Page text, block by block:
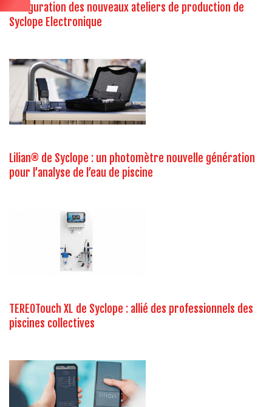
Inauguration des nouveaux ateliers de production de
Syclope Electronique
Lilian® de Syclope : un photomètre nouvelle génération
pour l’analyse de l’eau de piscine
TEREOTouch XL de Syclope : allié des professionnels des
piscines collectives